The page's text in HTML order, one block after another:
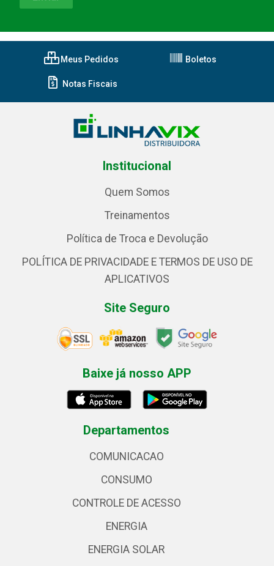
Meus Pedidos Boletos
Notas Fiscais
Institucional
Quem Somos
Treinamentos
Política de Troca e Devolução
POLÍTICA DE PRIVACIDADE E TERMOS DE USO DE
APLICATIVOS
Site Seguro
Baixe já nosso APP
Departamentos
COMUNICACAO
CONSUMO
CONTROLE DE ACESSO
ENERGIA
ENERGIA SOLAR